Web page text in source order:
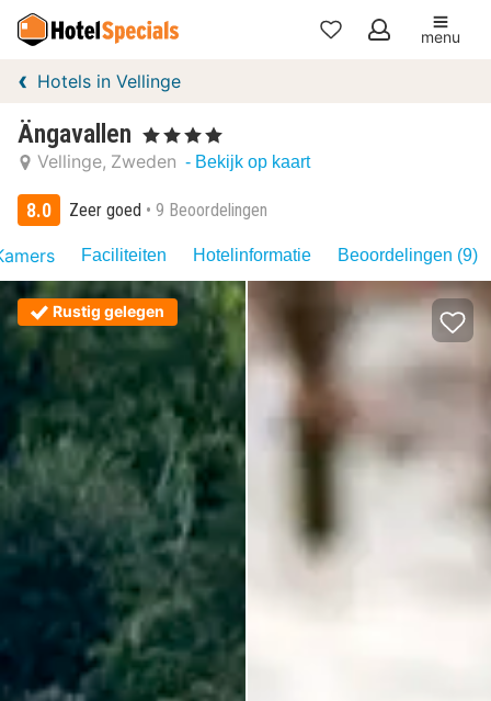
Mijn
menu
Hotels in Vellinge
Ängavallen , 4 Sterren
Vellinge Zweden - Bekijk op kaart
8.0 Zeer goed 9 Beoordelingen
Faciliteiten Hotelinformatie Beoordelingen (9)
Rustig gelegen